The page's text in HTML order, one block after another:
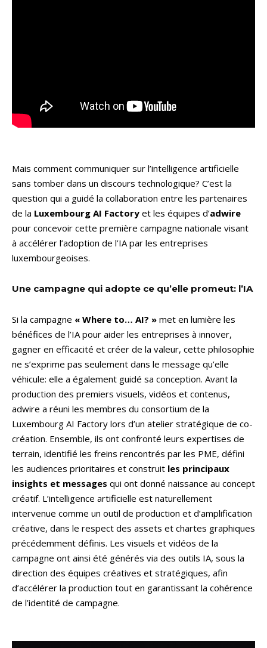
Mais comment communiquer sur l’intelligence artificielle
sans tomber dans un discours technologique? C’est la
question qui a guidé la collaboration entre les partenaires
de la Luxembourg AI Factory et les équipes d’adwire
pour concevoir cette première campagne nationale visant
à accélérer l’adoption de l’IA par les entreprises
luxembourgeoises.
Une campagne qui adopte ce qu’elle promeut: l’IA
Si la campagne « Where to… AI? » met en lumière les
bénéfices de l’IA pour aider les entreprises à innover,
gagner en efficacité et créer de la valeur, cette philosophie
ne s’exprime pas seulement dans le message qu’elle
véhicule: elle a également guidé sa conception. Avant la
production des premiers visuels, vidéos et contenus,
adwire a réuni les membres du consortium de la
Luxembourg AI Factory lors d’un atelier stratégique de co-
création. Ensemble, ils ont confronté leurs expertises de
terrain, identifié les freins rencontrés par les PME, défini
les audiences prioritaires et construit les principaux
insights et messages qui ont donné naissance au concept
créatif. L’intelligence artificielle est naturellement
intervenue comme un outil de production et d’amplification
créative, dans le respect des assets et chartes graphiques
précédemment définis. Les visuels et vidéos de la
campagne ont ainsi été générés via des outils IA, sous la
direction des équipes créatives et stratégiques, afin
d’accélérer la production tout en garantissant la cohérence
de l’identité de campagne.